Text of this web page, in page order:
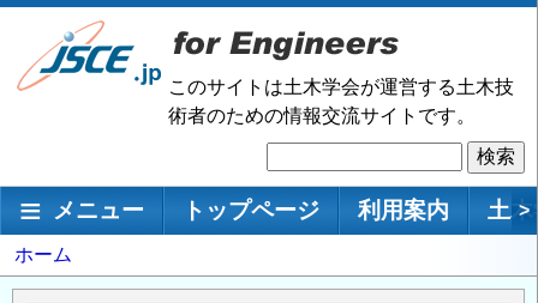
メ
ン
移
このサイトは土木学会が運営する土木技
術者のための情報交流サイトです。
索
メインナビゲーション
メニュー トップページ 利用案内 土 >
パ
ン
ホーム